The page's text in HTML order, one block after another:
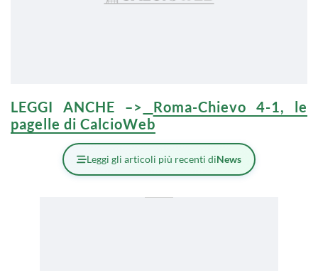
LEGGI ANCHE –>
Roma-Chievo 4-1, le
pagelle di CalcioWeb
Leggi gli articoli più recenti diNews